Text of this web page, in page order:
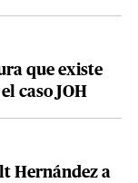
que existe
caso JOH
Hernández a